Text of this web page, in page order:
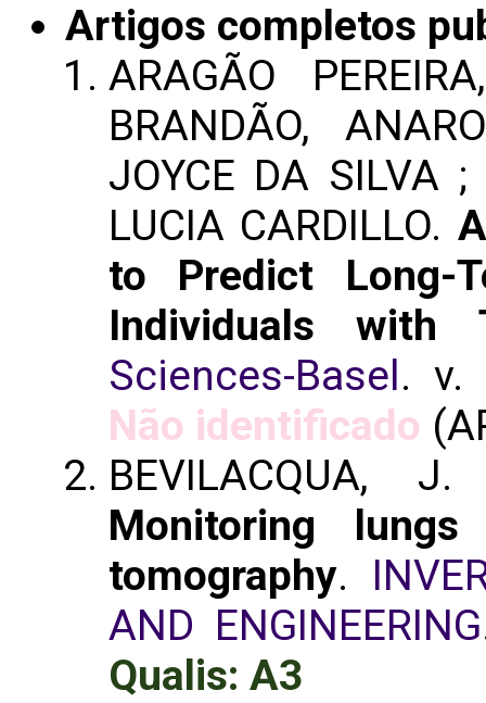
Artigos completos
ARAGÃO
BRANDÃO,
JOYCE DA SILVA ;
LUCIA CARDILLO.
to Predict Long-
Individuals with
Sciences-Basel. v.
Não identificado
BEVILACQUA,
Monitoring
tomography.
AND ENGINEERING
Qualis: A3